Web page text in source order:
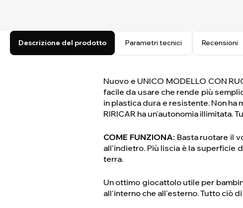
Descrizione del prodotto Parametri tecnici Recensioni
Nuovo e UNICO MODELLO CON
facile da usare che rende più
in plastica dura e resistente. Non ha
RIRICAR ha un'autonomia illimitata.
COME FUNZIONA: Basta ruotare il
all'indietro. Più liscia è la superficie
terra.
Un ottimo giocattolo utile per
all'interno che all'esterno. Tutto ciò